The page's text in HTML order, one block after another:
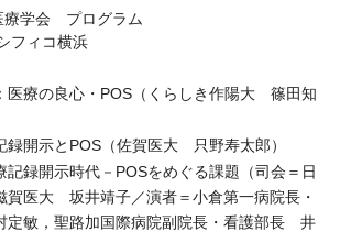
療学会 プログラム
フィコ横浜
：医療の良心・POS（くらしき作陽大 篠田知
録開示とPOS（佐賀医大 只野寿太郎）
記録開示時代－POSをめぐる課題（司会＝日
医大 坂井靖子／演者＝小倉第一病院長・
敏，聖路加国際病院副院長・看護部長 井